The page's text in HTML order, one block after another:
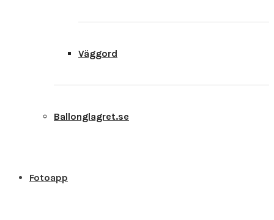
Väggord
Ballonglagret.se
Fotoapp